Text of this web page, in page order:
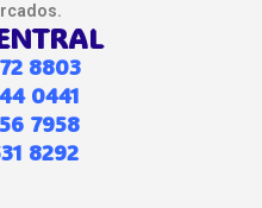
8803
0441
7958
8292